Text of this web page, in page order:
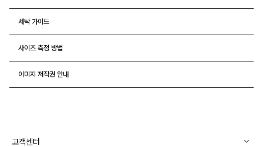
세탁 가이드
사이즈 측정 방법
이미지 저작권 안내
고객센터